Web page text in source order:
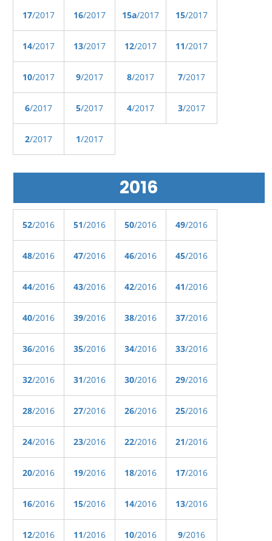
17/2017 16/2017 15a/2017 15/2017
14/2017 13/2017 12/2017 11/2017
10/2017 9/2017 8/2017 7/2017
6/2017 5/2017 4/2017 3/2017
2/2017 1/2017
2016
52/2016 51/2016 50/2016 49/2016
48/2016 47/2016 46/2016 45/2016
44/2016 43/2016 42/2016 41/2016
40/2016 39/2016 38/2016 37/2016
36/2016 35/2016 34/2016 33/2016
32/2016 31/2016 30/2016 29/2016
28/2016 27/2016 26/2016 25/2016
24/2016 23/2016 22/2016 21/2016
20/2016 19/2016 18/2016 17/2016
16/2016 15/2016 14/2016 13/2016
12/2016 11/2016 10/2016 9/2016